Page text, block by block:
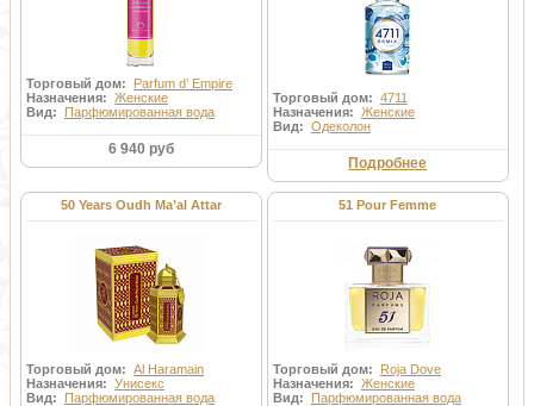
Торговый дом: Parfum d’ Empire
Назначения: Женские
Вид: Парфюмированная вода
6 940 руб
Торговый дом: 4711
Назначения: Женские
Вид: Одеколон
Подробнее
50 Years Oudh Ma’al Attar
Торговый дом: Al Haramain
Назначения: Унисекс
Вид: Парфюмированная вода
51 Pour Femme
Торговый дом: Roja Dove
Назначения: Женские
Вид: Парфюмированная вода